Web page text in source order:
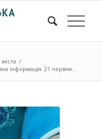
/
інформація. 21 червня...